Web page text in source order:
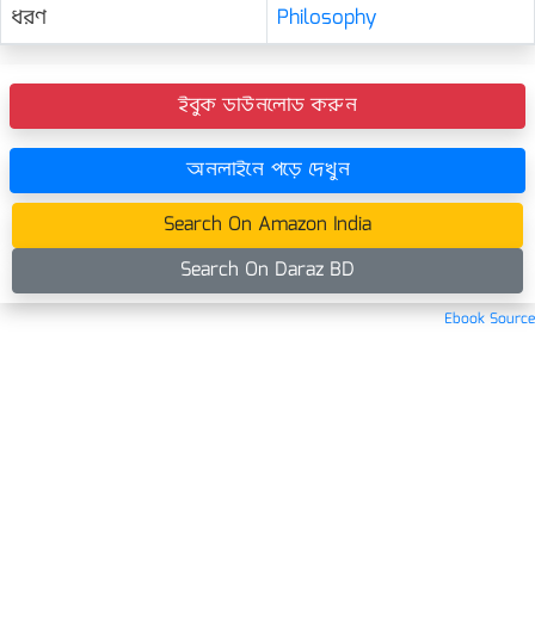
ধরণ
Philosophy
ইবুক ডাউনলোড করুন
অনলাইনে পড়ে দেখুন
Search On Amazon India
Search On Daraz BD
Ebook Source